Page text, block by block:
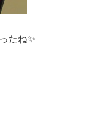
たね✨